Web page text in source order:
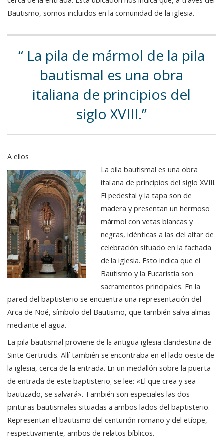
Bautismo, somos incluidos en la comunidad de la iglesia.
La pila de mármol de la pila
bautismal es una obra
italiana de principios del
siglo XVIII.
A ellos
La pila bautismal es una obra
italiana de principios del siglo XVIII.
El pedestal y la tapa son de
madera y presentan un hermoso
mármol con vetas blancas y
negras, idénticas a las del altar de
celebración situado en la fachada
de la iglesia. Esto indica que el
Bautismo y la Eucaristía son
sacramentos principales. En la
pared del baptisterio se encuentra una representación del
Arca de Noé, símbolo del Bautismo, que también salva almas
mediante el agua.
La pila bautismal proviene de la antigua iglesia clandestina de
Sinte Gertrudis. Allí también se encontraba en el lado oeste de
la iglesia, cerca de la entrada. En un medallón sobre la puerta
de entrada de este baptisterio, se lee: «El que crea y sea
bautizado, se salvará». También son especiales las dos
pinturas bautismales situadas a ambos lados del baptisterio.
Representan el bautismo del centurión romano y del etíope,
respectivamente, ambos de relatos bíblicos.